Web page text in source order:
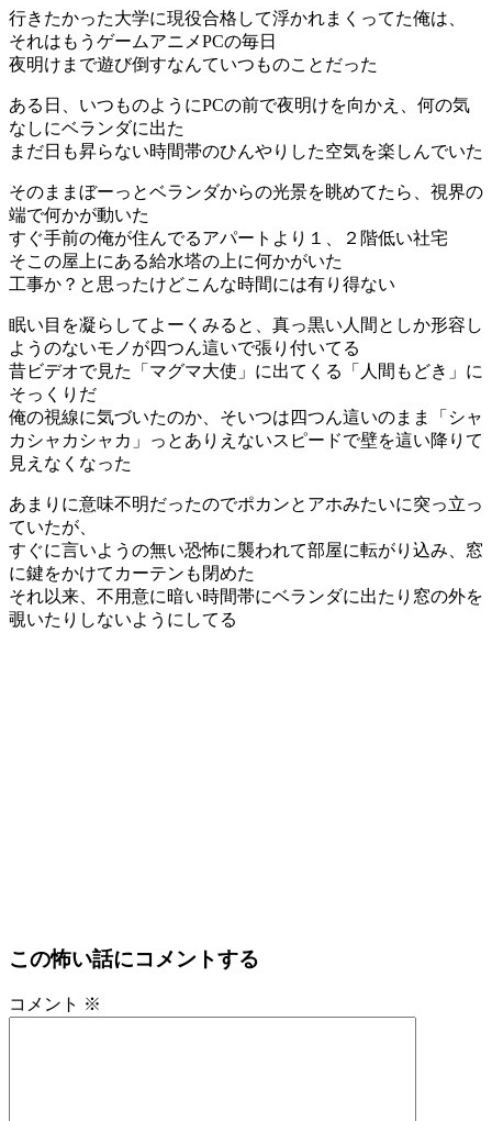
行きたかった大学に現役合格して浮かれまくってた俺は、
それはもうゲームアニメPCの毎日
夜明けまで遊び倒すなんていつものことだった
ある日、いつものようにPCの前で夜明けを向かえ、何の気
なしにベランダに出た
まだ日も昇らない時間帯のひんやりした空気を楽しんでいた
そのままぼーっとベランダからの光景を眺めてたら、視界の
端で何かが動いた
すぐ手前の俺が住んでるアパートより１、２階低い社宅
そこの屋上にある給水塔の上に何かがいた
工事か？と思ったけどこんな時間には有り得ない
眠い目を凝らしてよーくみると、真っ黒い人間としか形容し
ようのないモノが四つん這いで張り付いてる
昔ビデオで見た「マグマ大使」に出てくる「人間もどき」に
そっくりだ
俺の視線に気づいたのか、そいつは四つん這いのまま「シャ
カシャカシャカ」っとありえないスピードで壁を這い降りて
見えなくなった
あまりに意味不明だったのでポカンとアホみたいに突っ立っ
ていたが、
すぐに言いようの無い恐怖に襲われて部屋に転がり込み、窓
に鍵をかけてカーテンも閉めた
それ以来、不用意に暗い時間帯にベランダに出たり窓の外を
覗いたりしないようにしてる
この怖い話にコメントする
コメント ※